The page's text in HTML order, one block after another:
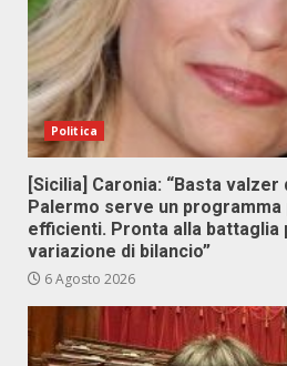
Politica
[Sicilia] Caronia: “Basta
Palermo serve un
efficienti. Pronta alla battaglia
variazione di bilancio”
6 Agosto 2026